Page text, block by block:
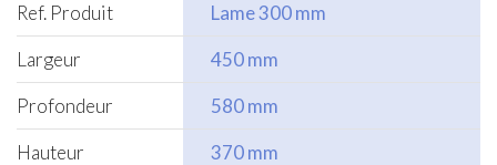
Ref. Produit
Lame 300 mm
Largeur
450 mm
Profondeur
580 mm
Hauteur
370 mm